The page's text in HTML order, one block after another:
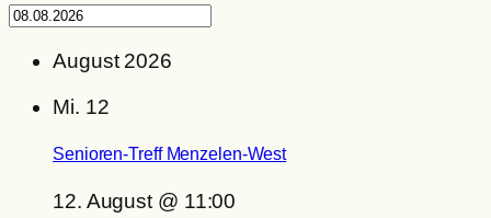
August 2026
Mi. 12
Senioren-Treff Menzelen-West
12. August @ 11:00